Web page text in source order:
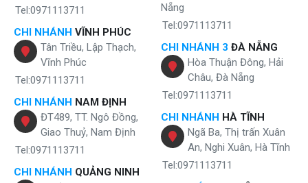
Tel:0971113711
CHI NHÁNH VĨNH PHÚC
Tân Triều, Lập Thạch,
Vĩnh Phúc
Tel:0971113711
CHI NHÁNH NAM ĐỊNH
ĐT489, TT. Ngô Đồng,
Giao Thuỷ, Nam Định
Tel:0971113711
CHI NHÁNH QUẢNG NINH
Nẵng
Tel:0971113711
CHI NHÁNH 3 ĐÀ NẴNG
Hòa Thuận Đông, Hải
Châu, Đà Nẵng
Tel:0971113711
CHI NHÁNH HÀ TĨNH
Ngã Ba, Thị trấn Xuân
An, Nghi Xuân, Hà Tĩnh
Tel:0971113711